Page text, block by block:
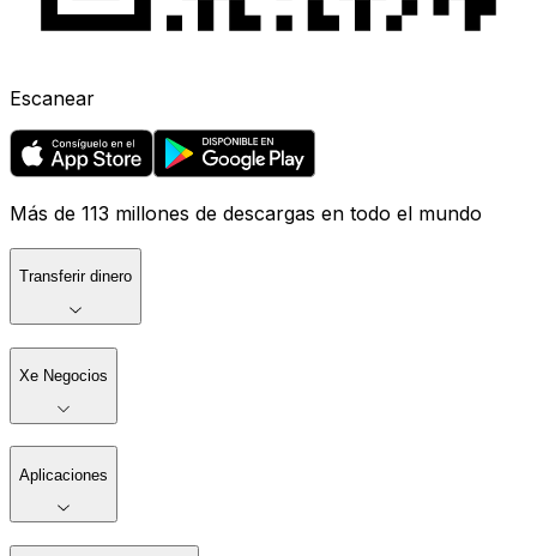
Escanear
Más de 113 millones de descargas en todo el mundo
Transferir dinero
Xe Negocios
Aplicaciones